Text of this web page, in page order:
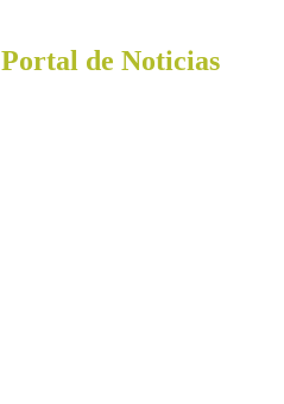
Portal de Noticias